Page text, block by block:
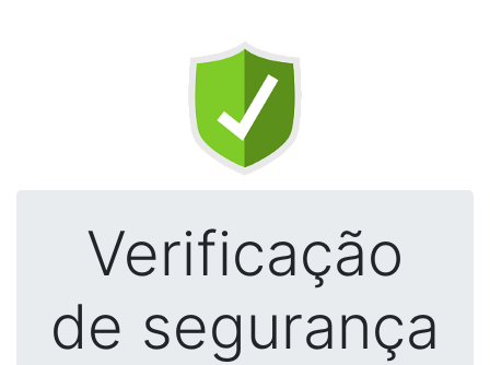
Verificação
de segurança